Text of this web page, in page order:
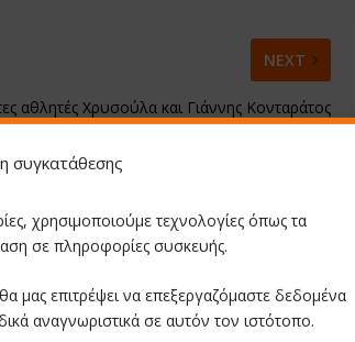
συγκατάθεσης
χρησιμοποιούμε τεχνολογίες όπως τα
σε πληροφορίες συσκευής.
μας επιτρέψει να επεξεργαζόμαστε δεδομένα
αναγνωριστικά σε αυτόν τον ιστότοπο.
NEXT
αθλητές Χρυσούλα και Γιάννης Κονταράτος
μετάλλια στο Βαλκανικό Πρωτάθλημα Ζίου